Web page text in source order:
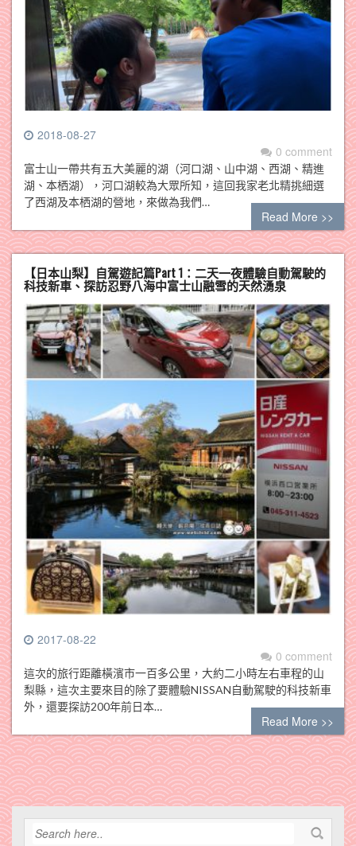
2018-08-27
0 comment
富士山一帶共有五大美麗的湖（河口湖、山中湖、西湖、精進
湖、本栖湖），河口湖較為大眾所知，這回我家老北精挑細選
了西湖及本栖湖的營地，來做為我們…
Read More >>
【日本山梨】自駕遊記篇Part 1：二天一夜體驗自動駕駛的
科技新車、探訪忍野八海中富士山融雪的天然湧泉
2017-08-22
0 comment
這次的旅行距離橫濱市一百多公里，大約二小時左右車程的山
梨縣，這次主要來目的除了要體驗NISSAN自動駕駛的科技新車
外，還要探訪200年前日本…
Read More >>